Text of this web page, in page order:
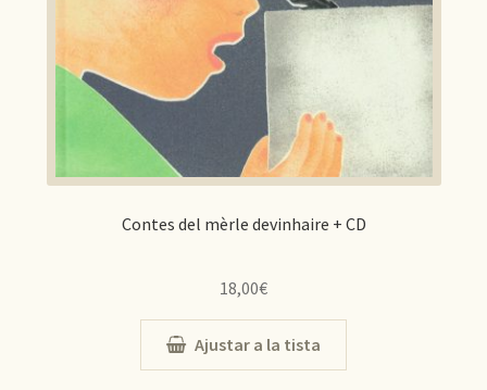
Contes del mèrle devinhaire + CD
18,00€
Ajustar a la tista